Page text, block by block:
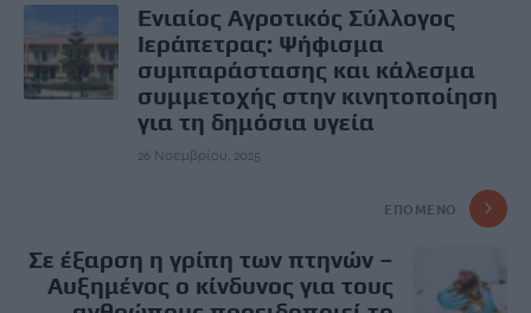
Ενιαίος Αγροτικός Σύλλογος
Ιεράπετρας: Ψήφισμα
συμπαράστασης και κάλεσμα
συμμετοχής στην κινητοποίηση
για τη δημόσια υγεία
26 Νοεμβρίου, 2025
ΕΠΌΜΕΝΟ
Σε έξαρση η γρίπη των πτηνών –
Αυξημένος ο κίνδυνος για τους